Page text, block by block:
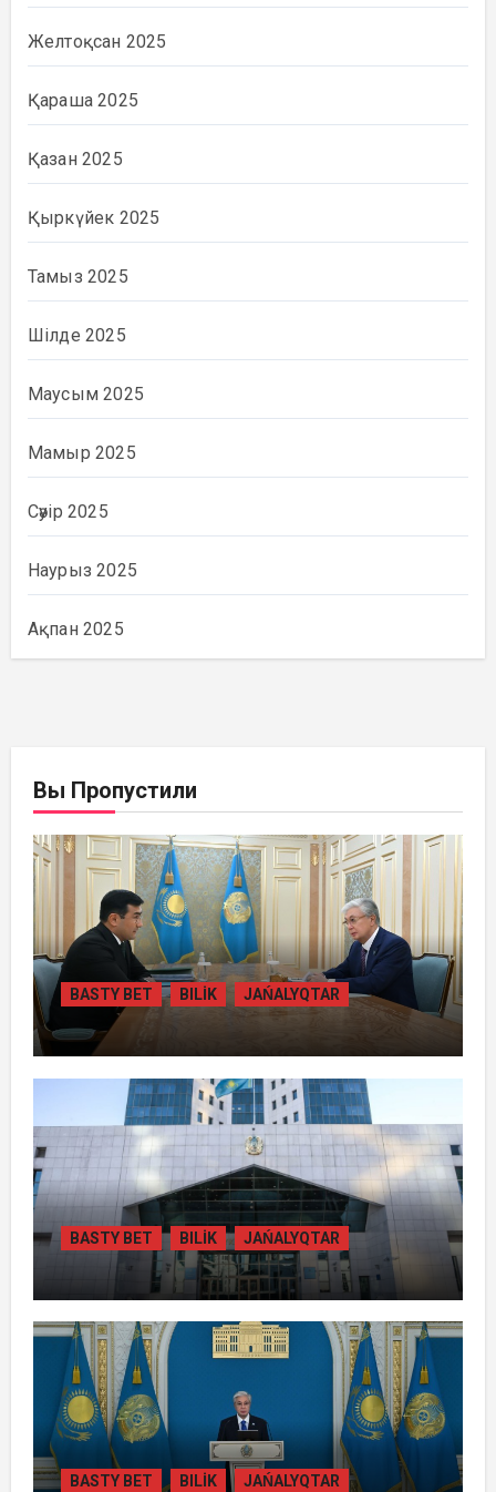
Желтоқсан 2025
Қараша 2025
Қазан 2025
Қыркүйек 2025
Тамыз 2025
Шілде 2025
Маусым 2025
Мамыр 2025
Сәуір 2025
Наурыз 2025
Ақпан 2025
Вы Пропустили
BASTY BET BILİK JAŃALYQTAR
ПРЕЗИДЕНТ «БӘЙТЕРЕК» ХОЛДИНГІНІҢ
БАСШЫСЫН ҚАБЫЛДАДЫ
BASTY BET BILİK JAŃALYQTAR
ЖАМБЫЛ ОБЛЫСЫНДА
ҚАЙТАРЫЛҒАН АКТИВТЕР ЕСЕБІНЕН
84 МЫҢ ТҰРҒЫН ТҰРАҚТЫ ГАЗБЕН
ҚАМТЫЛАДЫ
BASTY BET BILİK JAŃALYQTAR